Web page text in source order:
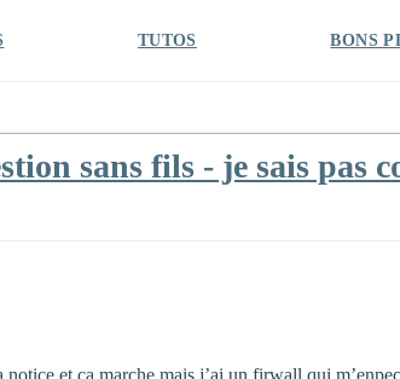
TUTOS BONS
sans fils - je sais pas
et ca marche mais j’ai un firwall qui